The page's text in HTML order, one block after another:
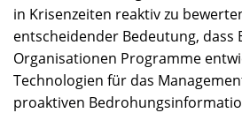
in Krisenzeiten reaktiv zu
entscheidender Bedeutung, dass
Organisationen Programme
Technologien für das
proaktiven